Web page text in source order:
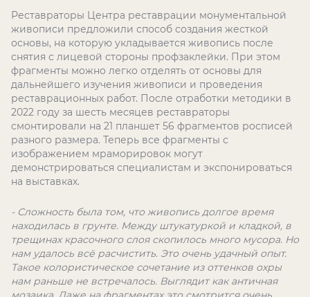
Реставраторы Центра реставрации монументальной
живописи предложили способ создания жесткой
основы, на которую укладывается живопись после
снятия с лицевой стороны профзаклейки. При этом
фрагменты можно легко отделять от основы для
дальнейшего изучения живописи и проведения
реставрационных работ. После отработки методики в
2022 году за шесть месяцев реставраторы
смонтировали на 21 планшет 56 фрагментов росписей
разного размера. Теперь все фрагменты с
изображением мраморировок могут
демонстрироваться специалистам и экспонироваться
на выставках.
- Сложность была том, что живопись долгое время
находилась в грунте. Между штукатуркой и кладкой, в
трещинах красочного слоя скопилось много мусора. Но
нам удалось всё расчистить. Это очень удачный опыт.
Такое колористическое сочетание из оттенков охры
нам раньше не встречалось. Выглядит как античная